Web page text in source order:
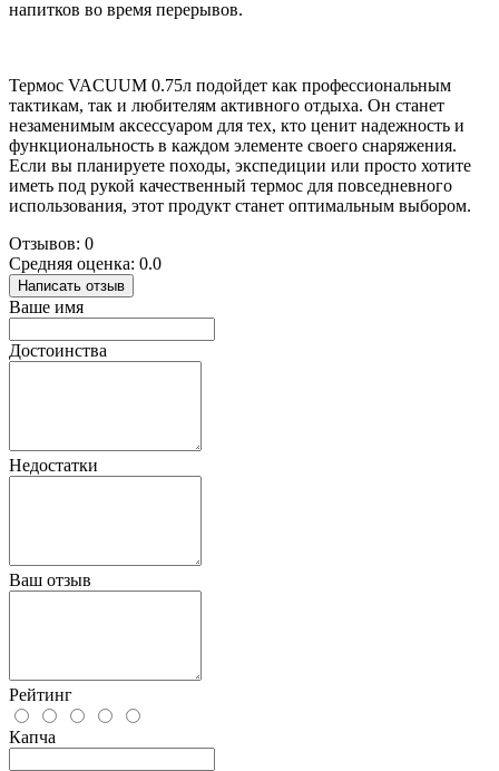
напитков во время перерывов.
Термос VACUUM 0.75л подойдет как профессиональным
тактикам, так и любителям активного отдыха. Он станет
незаменимым аксессуаром для тех, кто ценит надежность и
функциональность в каждом элементе своего снаряжения.
Если вы планируете походы, экспедиции или просто хотите
иметь под рукой качественный термос для повседневного
использования, этот продукт станет оптимальным выбором.
Отзывов: 0
Средняя оценка: 0.0
Написать отзыв
Ваше имя
Достоинства
Недостатки
Ваш отзыв
Рейтинг
Капча